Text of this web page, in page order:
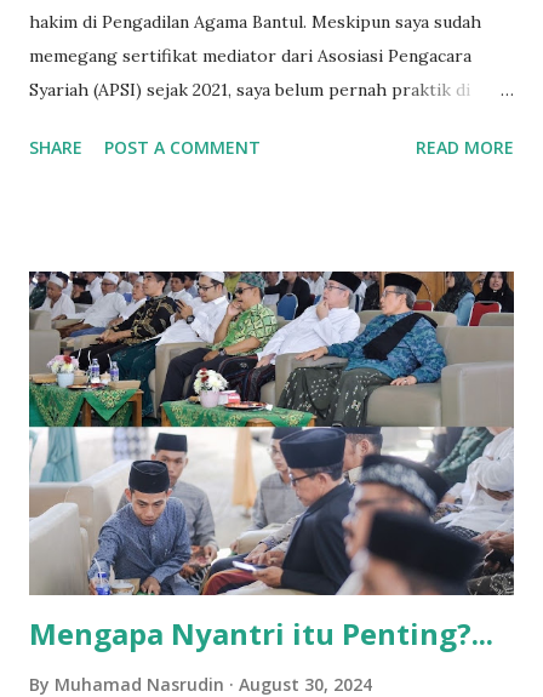
hakim di Pengadilan Agama Bantul. Meskipun saya sudah
memegang sertifikat mediator dari Asosiasi Pengacara
Syariah (APSI) sejak 2021, saya belum pernah praktik di
Agus, ketua Perkumpulan Ahli Mediator Syariah Indonesia
Kalijaga. Alhamdulillah saya menikmati prosesnya dan luar
biasa memang. Tahun 2024 saya mendaftar lagi sebagai
mediator di PA Bantul. Dari 15 pendaftar, diadakan tes
tertulis, yang lulus 7 orang. Alhamdulillah saya masuk.
Tahun 2025 saya mendaftar lagi. Dari 9 orang yang
mendaftar, setelah tes tertulis dan wawancara, dinyatakan
lolos 4 orang. Alhamdulillah masuk lagi. Puluhan bahkan
mungkin sudah ratusan perkara saya tangani sejak 2023
sampai akhir 2025 ini. Semuanya mengajarkan banyak ...
SHARE POST A COMMENT READ MORE
Mengapa Nyantri itu Penting?...
By Muhamad Nasrudin August 30, 2024